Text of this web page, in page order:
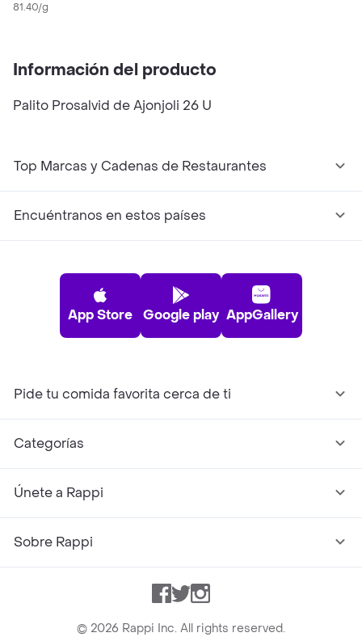
81.40/g
Información del producto
Palito Prosalvid de Ajonjoli 26 U
Top Marcas y Cadenas de Restaurantes
Encuéntranos en estos países
App Store Google play AppGallery
Pide tu comida favorita cerca de ti
Categorías
Únete a Rappi
Sobre Rappi
Facebook
TwitterInstagram
© 2026 Rappi Inc. All rights reserved.